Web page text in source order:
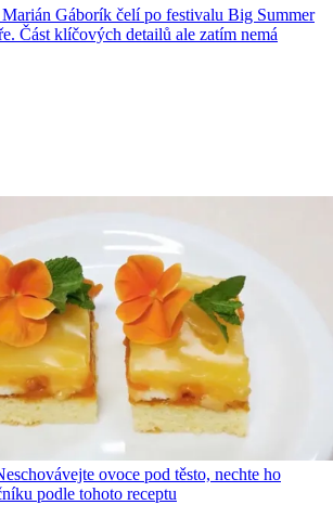
Gáborík čelí po festivalu Big Summer
Část klíčových detailů ale zatím nemá
ovoce pod těsto, nechte ho
podle tohoto receptu